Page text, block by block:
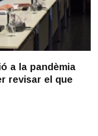
a la pandèmia
revisar el que